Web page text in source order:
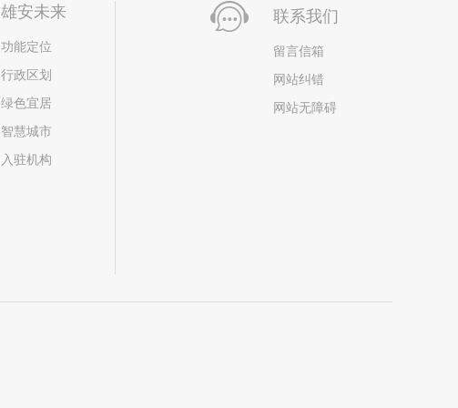
雄安未来
功能定位
行政区划
绿色宜居
智慧城市
入驻机构
联系我们
留言信箱
网站纠错
网站无障碍